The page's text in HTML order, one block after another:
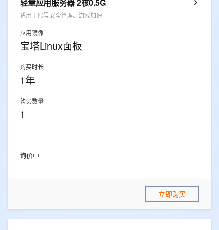
轻量应用服务器 2核0.5G
适用于账号安全管理、游戏加速
应用镜像
宝塔Linux面板
购买时长
1年
购买数量
1
询价中
立即购买